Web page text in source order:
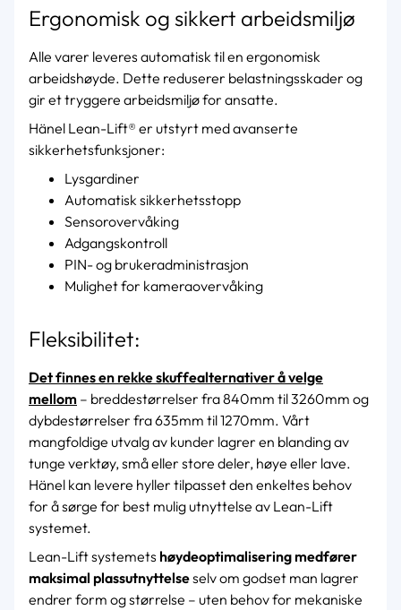
Ergonomisk og sikkert arbeidsmiljø
Alle varer leveres automatisk til en ergonomisk
arbeidshøyde. Dette reduserer belastningsskader og
gir et tryggere arbeidsmiljø for ansatte.
Hänel Lean-Lift® er utstyrt med avanserte
sikkerhetsfunksjoner:
Lysgardiner
Automatisk sikkerhetsstopp
Sensorovervåking
Adgangskontroll
PIN- og brukeradministrasjon
Mulighet for kameraovervåking
Fleksibilitet:
Det finnes en rekke skuffealternativer å velge
mellom – breddestørrelser fra 840mm til 3260mm og
dybdestørrelser fra 635mm til 1270mm. Vårt
mangfoldige utvalg av kunder lagrer en blanding av
tunge verktøy, små eller store deler, høye eller lave.
Hänel kan levere hyller tilpasset den enkeltes behov
for å sørge for best mulig utnyttelse av Lean-Lift
systemet.
Lean-Lift systemets høydeoptimalisering medfører
maksimal plassutnyttelseselv om godset man lagrer
endrer form og størrelse – uten behov for mekaniske